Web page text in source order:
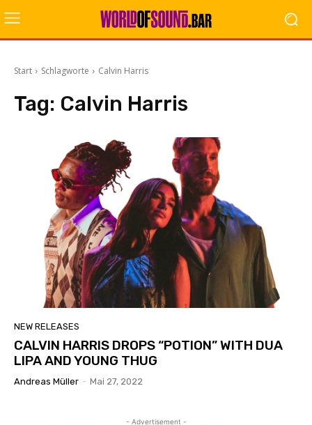
Start Schlagworte Calvin Harris
Tag: Calvin Harris
NEW RELEASES
CALVIN HARRIS DROPS “POTION” WITH DUA
LIPA AND YOUNG THUG
Andreas Müller - Mai 27, 2022
- Advertisement -